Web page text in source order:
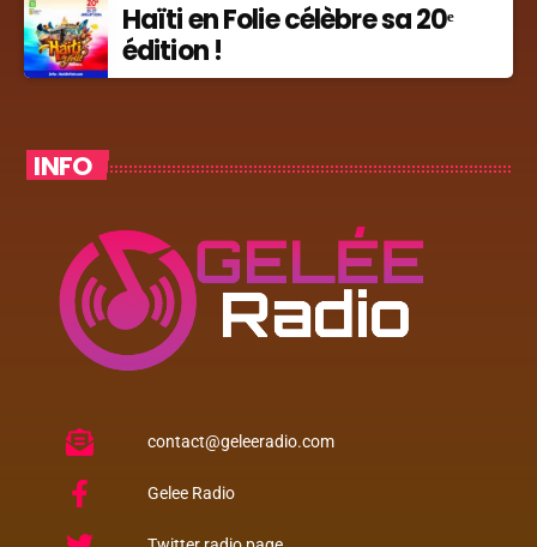
Haïti en Folie célèbre sa 20ᵉ
édition !
INFO
contact@geleeradio.com
Gelee Radio